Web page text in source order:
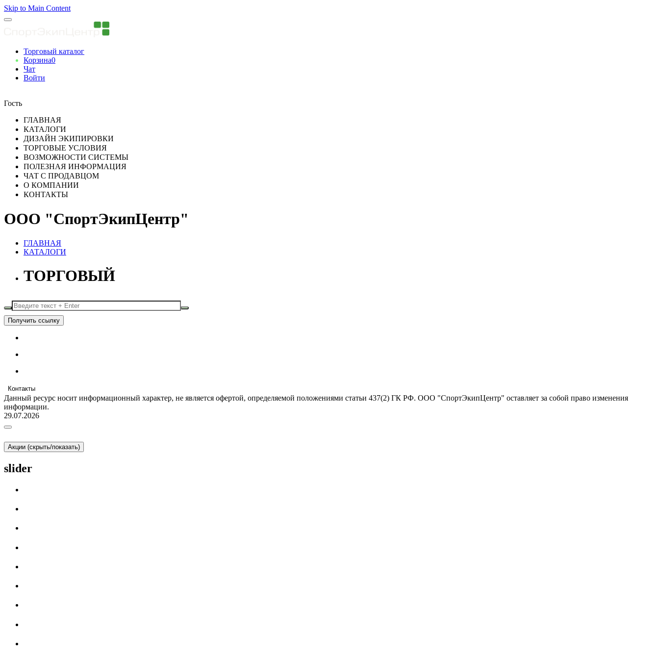
Skip to Main Content
Торговый каталог
Корзина0
Чат
Войти
Гость
ГЛАВНАЯ
КАТАЛОГИ
ДИЗАЙН ЭКИПИРОВКИ
ТОРГОВЫЕ УСЛОВИЯ
ВОЗМОЖНОСТИ СИСТЕМЫ
ПОЛЕЗНАЯ ИНФОРМАЦИЯ
ЧАТ С ПРОДАВЦОМ
О КОМПАНИИ
КОНТАКТЫ
ООО "СпортЭкипЦентр"
ГЛАВНАЯ
КАТАЛОГИ
ТОРГОВЫЙ
Получить ссылку
Контакты
Данный ресурс носит информационный характер, не является офертой, определяемой положениями статьи 437(2) ГК РФ. ООО "СпортЭкипЦентр" оставляет за собой право изменения
информации.
29.07.2026
Акции (скрыть/показать)
slider